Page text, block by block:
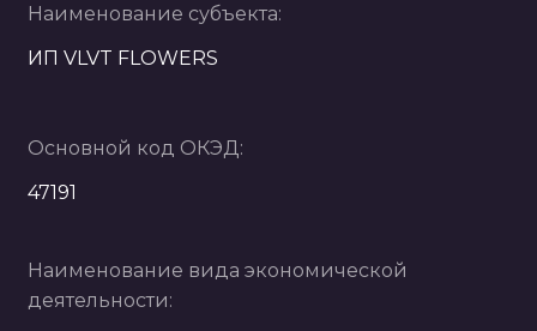
Наименование субъекта:
ИП VLVT FLOWERS
Основной код ОКЭД:
47191
Наименование вида экономической
деятельности: